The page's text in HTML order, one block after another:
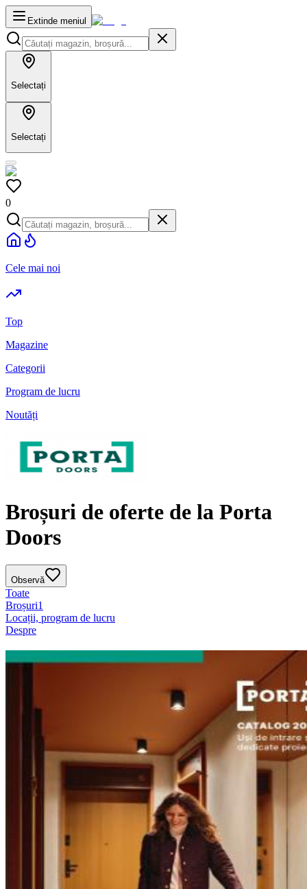
Extinde meniul
Selectați
Selectați
0
Cele mai noi
Top
Magazine
Categorii
Program de lucru
Noutăți
Broșuri de oferte de la Porta
Doors
Observă
Toate
Broșuri1
Locații, program de lucru
Despre